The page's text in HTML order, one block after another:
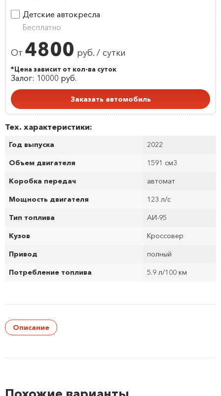
Детские автокресла
Бесплатно
От 4800 руб. / сутки
*Цена зависит от кол-ва суток
Залог: 10000 руб.
Заказать автомобиль
Тех. характеристики:
Год выпуска 2022
Объем двигателя 1591 см3
Коробка передач автомат
Мощность двигателя 123 л/с
Тип топлива АИ-95
Кузов Кроссовер
Привод полный
Потребление топлива 5.9 л/100 км
Описание